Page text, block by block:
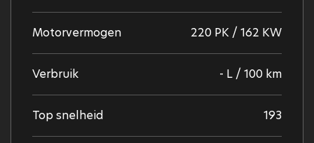
Motorvermogen 220 PK / 162 KW
Verbruik - L / 100 km
Top snelheid 193